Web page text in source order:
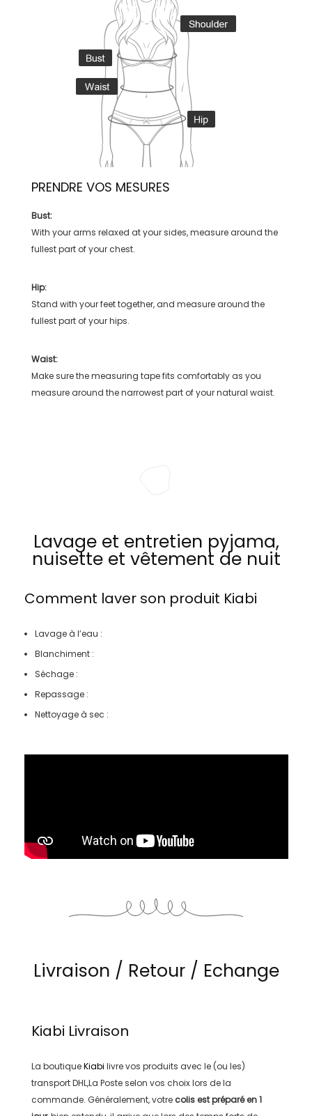
PRENDRE VOS MESURES
Bust:
With your arms relaxed at your sides, measure around the
fullest part of your chest.
Hip:
Stand with your feet together, and measure around the
fullest part of your hips.
Waist:
Make sure the measuring tape fits comfortably as you
measure around the narrowest part of your natural waist.
Lavage et entretien pyjama,
nuisette et vêtement de nuit
Comment laver son produit Kiabi
Lavage à l’eau :
Blanchiment :
Séchage :
Repassage :
Nettoyage à sec :
Livraison / Retour / Echange
Kiabi Livraison
La boutiqueKiabi livre vos produits avec le (ou les)
transportDHL,La Posteselon vos choix lors de la
commande. Généralement, votre colis est préparé en1